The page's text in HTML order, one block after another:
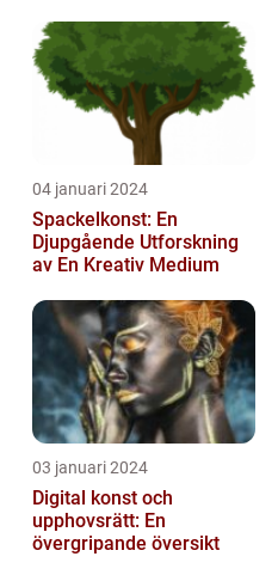
04 januari 2024
Spackelkonst: En
Djupgående Utforskning
av En Kreativ Medium
03 januari 2024
Digital konst och
upphovsrätt: En
övergripande översikt